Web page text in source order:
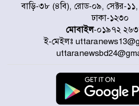
ডিএমপির
৫০৪, উদ্ধার
সন্দ্বীপের চরে
সাগরে অবমুক্ত
মাতারবাড়ী
বাড়ি-৩৮ (৪বি), রোড-০৯, সেক্টর-১১,
ঢাকা-১২৩০
মোবাইল-০১৯৭২
ই-মেইলঃ